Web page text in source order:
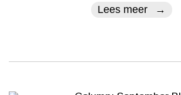
Lees meer